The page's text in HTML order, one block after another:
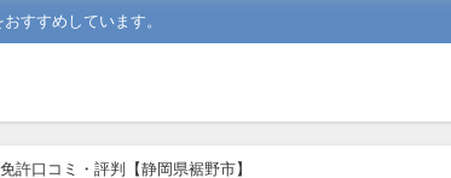
すすめしています。
許口コミ・評判【静岡県裾野市】